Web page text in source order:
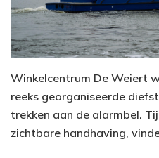
Winkelcentrum De Weiert
reeks georganiseerde
trekken aan de alarmbel.
zichtbare handhaving,